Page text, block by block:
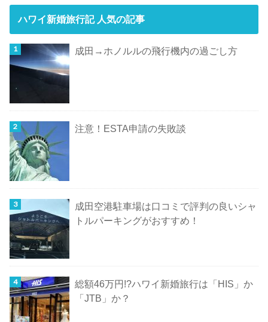
ハワイ新婚旅行記 人気の記事
成田→ホノルルの飛行機内の過ごし方
注意！ESTA申請の失敗談
成田空港駐車場は口コミで評判の良いシャ
トルパーキングがおすすめ！
総額46万円!?ハワイ新婚旅行は「HIS」か
「JTB」か？